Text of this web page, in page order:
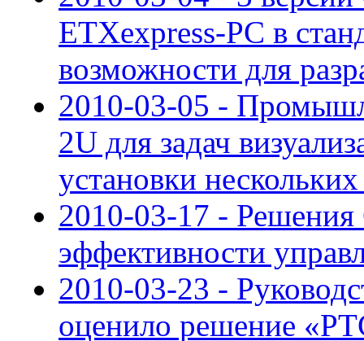
ETXexpress-PC в
возможности для
2010-03-05 -
2U для задач
установки
2010-03-17 -
эффективности
2010-03-23 -
оценило решение